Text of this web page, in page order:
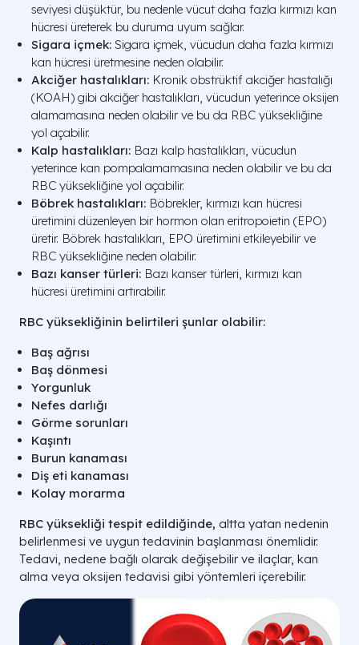
seviyesi düşüktür, bu nedenle vücut daha fazla kırmızı kan
hücresi üreterek bu duruma uyum sağlar.
Sigara içmek: Sigara içmek, vücudun daha fazla kırmızı
kan hücresi üretmesine neden olabilir.
Akciğer hastalıkları: Kronik obstrüktif akciğer hastalığı
(KOAH) gibi akciğer hastalıkları, vücudun yeterince oksijen
alamamasına neden olabilir ve bu da RBC yüksekliğine
yol açabilir.
Kalp hastalıkları: Bazı kalp hastalıkları, vücudun
yeterince kan pompalamamasına neden olabilir ve bu da
RBC yüksekliğine yol açabilir.
Böbrek hastalıkları: Böbrekler, kırmızı kan hücresi
üretimini düzenleyen bir hormon olan eritropoietin (EPO)
üretir. Böbrek hastalıkları, EPO üretimini etkileyebilir ve
RBC yüksekliğine neden olabilir.
Bazı kanser türleri: Bazı kanser türleri, kırmızı kan
hücresi üretimini artırabilir.
RBC yüksekliğinin belirtileri şunlar olabilir:
Baş ağrısı
Baş dönmesi
Yorgunluk
Nefes darlığı
Görme sorunları
Kaşıntı
Burun kanaması
Diş eti kanaması
Kolay morarma
RBC yüksekliği tespit edildiğinde, altta yatan nedenin
belirlenmesi ve uygun tedavinin başlanması önemlidir.
Tedavi, nedene bağlı olarak değişebilir ve ilaçlar, kan
alma veya oksijen tedavisi gibi yöntemleri içerebilir.